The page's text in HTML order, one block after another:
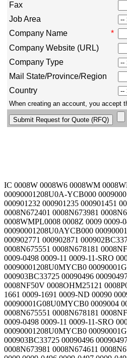
Fax
Job Area
Company Name
*
Company Website (URL)
Company Type
Mail State/Province/Region
Country
When creating an account, you accept
IC 0008W 0008W6 0008WM 0008WMPL0008 0008Z 0009 0009-0496 0009-0497 0009-0498 0009-11 0009-11-SRO 0009-1153 0009-1661 0009-1691 0009-ND 00090 000900 00090001 00090001208U0A-YCB000 00090001208U0AYCB000 00090001208U0M-YCB0 00090001208U0MYCB0 00090001G08U0M-YCB0 00090001G08U0MYCB0 0009004 000900674 000901110 000901232 000901235 000901451 000902771 000902871 000902BC33716 000903021 000903BC33725 00090496 00090497 00090498 000904BC33740 000905461 000905462 0008N671231 0008N672401 0008N673981 0008N674611 0008N675551 0008N678181 0008NF025PF50VN 0008NF50V 0008OHM25121 0008P012 0008R5302 0008T01 0008VIC 0008W 0008W6 0008WM 0008WMPL0008 0008Z 0009 0009-0496 0009-0497 0009-0498 0009-11 0009-11-SRO 0009-1153 0009-1661 0009-1691 0009-ND 00090 000900 00090001 00090001208U0A-YCB000 00090001208U0AYCB000 00090001208U0M-YCB0 00090001208U0MYCB0 00090001G08U0M-YCB0 00090001G08U0MYCB0 0009004 000900674 000901110 000901232 000901235 000901451 000902771 000902871 000902BC33716 000903021 000903BC33725 00090496 00090497 00090498 000904BC33740 000905461 000905462 0008N671231 0008N672401 0008N673981 0008N674611 0008N675551 0008N678181 0008NF025PF50VN 0008NF50V 0008OHM25121 0008P012 0008R5302 0008T01 0008VIC 0008W 0008W6 0008WM 0008WMPL0008 0008Z 0009 0009-0496 0009-0497 0009-0498 0009-11 0009-11-SRO 0009-1153 0009-1661 0009-1691 0009-ND 00090 000900 00090001 00090001208U0A-YCB000 00090001208U0AYCB000 00090001208U0M-YCB0 00090001208U0MYCB0 00090001G08U0M-YCB0 00090001G08U0MYCB0 0009004 000900674 000901110 000901232 000901235 000901451 000902771 000902871 000902BC33716 000903021 000903BC33725 00090496 00090497 00090498 000904BC33740 000905461 000905462 0008N671231 0008N672401 0008N673981 0008N674611 0008N675551 0008N678181 0008NF025PF50VN 0008NF50V 0008OHM25121 0008P012 0008R5302 0008T01 0008VIC 0008W 0008W6 0008WM 0008WMPL0008 0008Z 0009 0009-0496 0009-0497 0009-0498 0009-11 0009-11-SRO 0009-1153 0009-1661 0009-1691 0009-ND 00090 000900 00090001 00090001208U0A-